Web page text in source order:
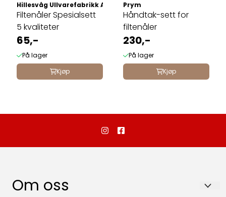
Hillesvåg Ullvarefabrikk AS
Filtenåler Spesialsett 
5 kvaliteter
65,-
På lager
Kjøp
Prym
Håndtak-sett for
filtenåler
230,-
På lager
Kjøp
Om oss